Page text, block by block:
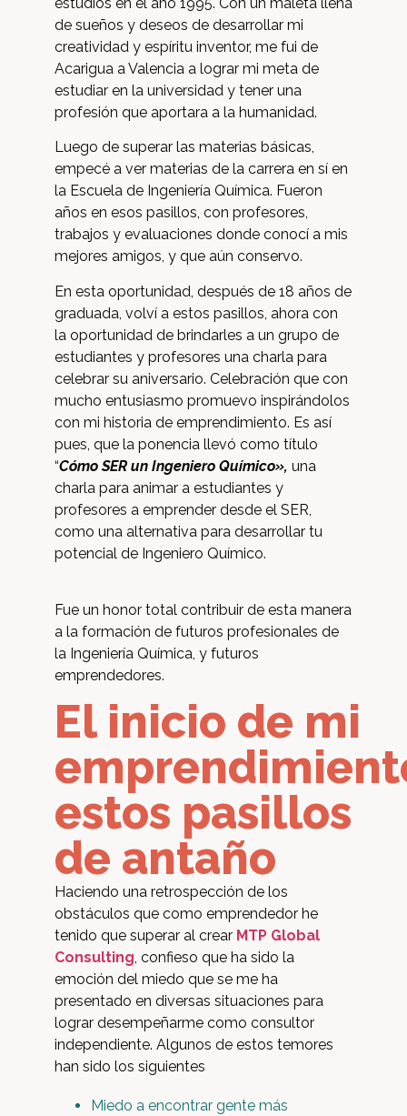
de sueños y deseos de desarrollar mi
creatividad y espíritu inventor, me fui de
Acarigua a Valencia a lograr mi meta de
estudiar en la universidad y tener una
profesión que aportara a la humanidad.
Luego de superar las materias básicas,
empecé a ver materias de la carrera en sí en
la Escuela de Ingeniería Química. Fueron
años en esos pasillos, con profesores,
trabajos y evaluaciones donde conocí a mis
mejores amigos, y que aún conservo.
En esta oportunidad, después de 18 años de
graduada, volví a estos pasillos, ahora con
la oportunidad de brindarles a un grupo de
estudiantes y profesores una charla para
celebrar su aniversario. Celebración que con
mucho entusiasmo promuevo inspirándolos
con mi historia de emprendimiento. Es así
pues, que la ponencia llevó como título
“Cómo SER un Ingeniero Químico», una
charla para animar a estudiantes y
profesores a emprender desde el SER,
como una alternativa para desarrollar tu
potencial de Ingeniero Químico.
Fue un honor total contribuir de esta manera
a la formación de futuros profesionales de
la Ingeniería Química, y futuros
emprendedores.
El inicio de mi
estos pasillos
de antaño
Haciendo una retrospección de los
obstáculos que como emprendedor he
tenido que superar al crear MTP Global
Consulting, confieso que ha sido la
emoción del miedo que se me ha
presentado en diversas situaciones para
lograr desempeñarme como consultor
independiente. Algunos de estos temores
han sido los siguientes
Miedo a encontrar gente más